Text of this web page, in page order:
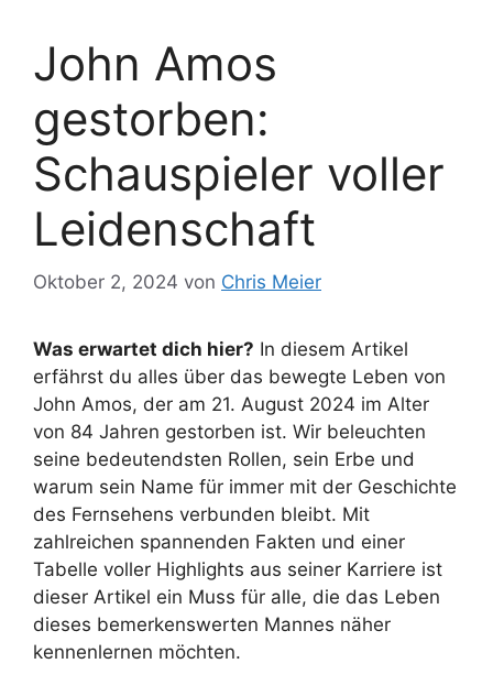
John Amos
gestorben:
Schauspieler voller
Leidenschaft
Oktober 2, 2024 von Chris Meier
Was erwartet dich hier? In diesem Artikel
erfährst du alles über das bewegte Leben von
John Amos, der am 21. August 2024 im Alter
von 84 Jahren gestorben ist. Wir beleuchten
seine bedeutendsten Rollen, sein Erbe und
warum sein Name für immer mit der Geschichte
des Fernsehens verbunden bleibt. Mit
zahlreichen spannenden Fakten und einer
Tabelle voller Highlights aus seiner Karriere ist
dieser Artikel ein Muss für alle, die das Leben
dieses bemerkenswerten Mannes näher
kennenlernen möchten.